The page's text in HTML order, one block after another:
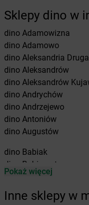
Sklepy dino w
dino Adamowizna
dino Adamowo
dino Aleksandria Druga
dino Aleksandrów
dino Aleksandrów
dino Andrychów
dino Andrzejewo
dino Antoniów
dino Augustów
dino Babiak
dino
Babimost
dino Baborów
dino
Baboszewo
dino Baćkowice
Pokaż więcej
Inne sklepy w